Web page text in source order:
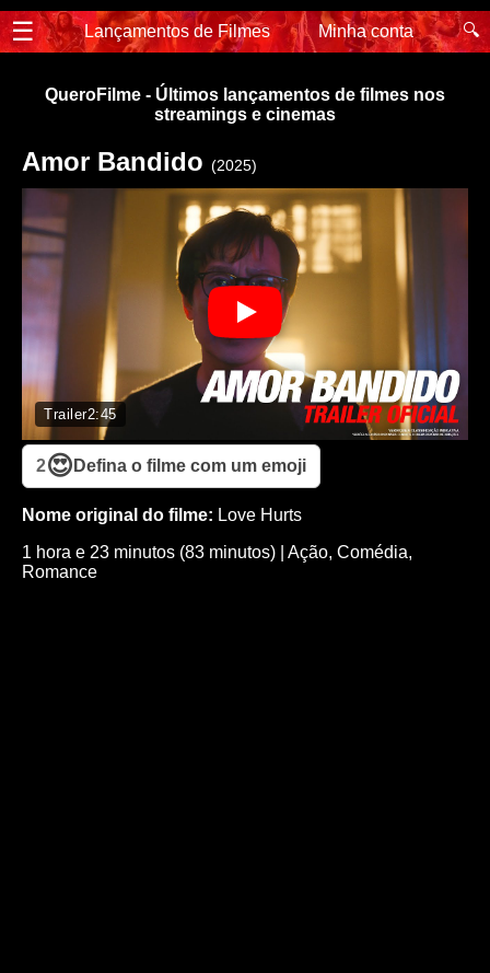
☰ Lançamentos de Filmes Minha conta 🔍
QueroFilme - Últimos lançamentos de filmes nos
streamings e cinemas
Amor Bandido (2025)
Trailer2:45
2😍 Defina o filme com um emoji
Nome original do filme: Love Hurts
1 hora e 23 minutos (83 minutos)
Ação, Comédia,
Romance